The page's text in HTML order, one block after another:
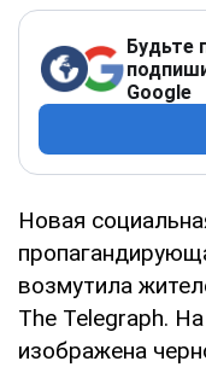
Будьте
Google
Новая
возмутила
The Telegraph.
изображена